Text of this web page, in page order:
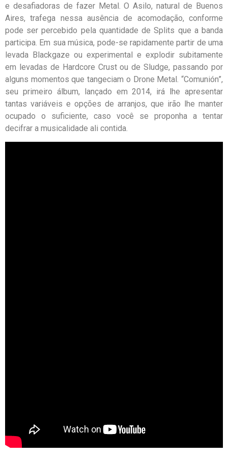
e desafiadoras de fazer Metal. O Asilo, natural de Buenos
Aires, trafega nessa ausência de acomodação, conforme
pode ser percebido pela quantidade de Splits que a banda
participa. Em sua música, pode-se rapidamente partir de uma
levada Blackgaze ou experimental e explodir subitamente
em levadas de Hardcore Crust ou de Sludge, passando por
alguns momentos que tangeciam o Drone Metal. “Comunión”,
seu primeiro álbum, lançado em 2014, irá lhe apresentar
tantas variáveis e opções de arranjos, que irão lhe manter
ocupado o suficiente, caso você se proponha a tentar
decifrar a musicalidade ali contida.